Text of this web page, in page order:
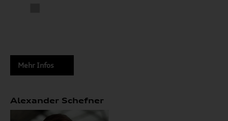
Mehr Infos
Alexander Schefner